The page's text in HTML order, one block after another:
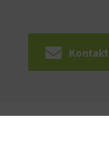
Kontakt